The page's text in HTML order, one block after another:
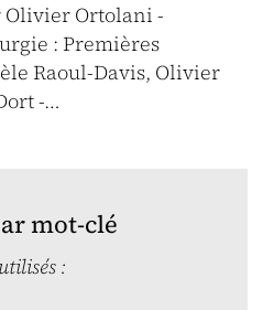
Olivier Ortolani -
: Premières
Raoul-Davis, Olivier
-…
mot-clé
: